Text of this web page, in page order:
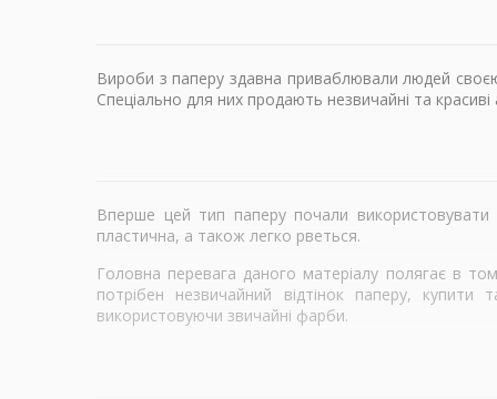
Вироби з паперу здавна приваблювали людей
Спеціально для них продають незвичайні та
Вперше цей тип паперу почали
пластична, а також легко рветься.
Головна перевага даного матеріалу полягає в
потрібен незвичайний відтінок паперу,
використовуючи звичайні фарби.